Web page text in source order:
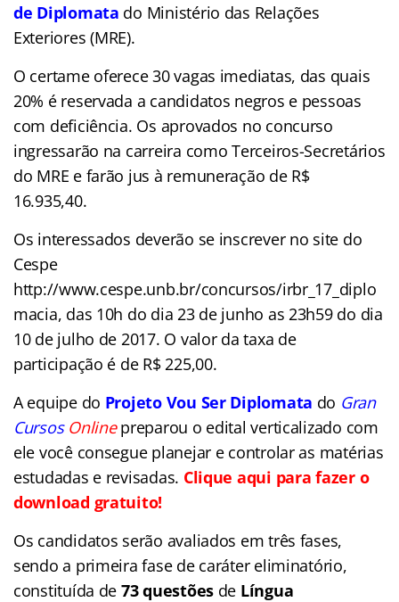
de Diplomata do Ministério das Relações
Exteriores (MRE).
O certame oferece 30 vagas imediatas, das quais
20% é reservada a candidatos negros e pessoas
com deficiência. Os aprovados no concurso
ingressarão na carreira como Terceiros-Secretários
do MRE e farão jus à remuneração de R$
16.935,40.
Os interessados deverão se inscrever no site do
Cespe
http://www.cespe.unb.br/concursos/irbr_17_diplo
macia, das 10h do dia 23 de junho as 23h59 do dia
10 de julho de 2017. O valor da taxa de
participação é de R$ 225,00.
A equipe do Projeto Vou Ser Diplomata do Gran
Cursos Onlinepreparou o edital verticalizado com
ele você consegue planejar e controlar as matérias
estudadas e revisadas. Clique aqui para fazer o
download gratuito!
Os candidatos serão avaliados em três fases,
sendo a primeira fase de caráter eliminatório,
constituída de 73 questõesde Língua